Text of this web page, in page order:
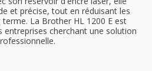
et précise, tout en réduisant les
La Brother HL 1200 E est
entreprises cherchant une solution